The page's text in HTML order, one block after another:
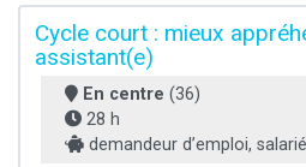
Cycle court : mieux
assistant(e)
En centre (36)
28 h
demandeur d’emploi, salarié